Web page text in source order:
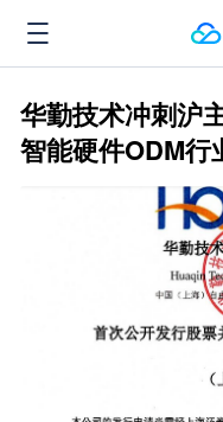
华勤技术冲刺沪
智能硬件ODM行